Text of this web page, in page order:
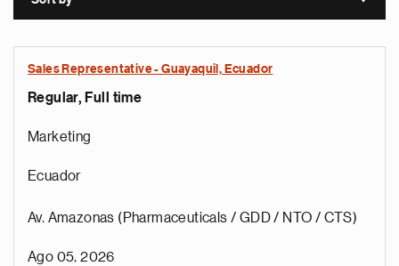
Sort
Sales Representative - Guayaquil, Ecuador
Regular, Full time
Marketing
Ecuador
Av. Amazonas (Pharmaceuticals / GDD / NTO / CTS)
Ago 05, 2026